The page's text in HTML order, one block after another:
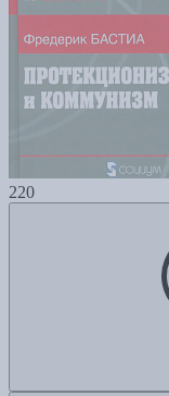
220